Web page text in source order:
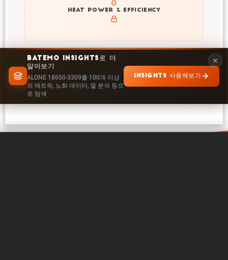
BATEMO INSIGHTS로 더
알아보기
ALONE 18650-3309를 100개 이상
의 메트릭, 노화 데이터, 열 분석 등으
로 탐색
INSIGHTS 사용해보기
HEAT POWER & EFFICIENCY
Explore heat generation and cell efficiency at different
temperatures and powers of ALONE 18650-3309
INSIGHTS에서 탐색